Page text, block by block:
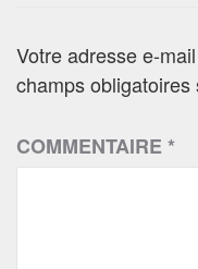
Votre adresse e-
champs
COMMENTAIRE*